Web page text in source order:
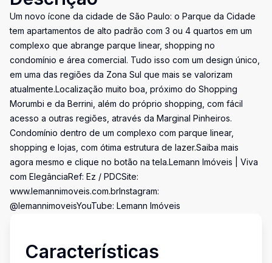
Um novo ícone da cidade de São Paulo: o Parque da Cidade
tem apartamentos de alto padrão com 3 ou 4 quartos em um
complexo que abrange parque linear, shopping no
condomínio e área comercial. Tudo isso com um design único,
em uma das regiões da Zona Sul que mais se valorizam
atualmente.Localização muito boa, próximo do Shopping
Morumbi e da Berrini, além do próprio shopping, com fácil
acesso a outras regiões, através da Marginal Pinheiros.
Condomínio dentro de um complexo com parque linear,
shopping e lojas, com ótima estrutura de lazer.Saiba mais
agora mesmo e clique no botão na tela.Lemann Imóveis | Viva
com ElegânciaRef: Ez / PDCSite:
www.lemannimoveis.com.brInstagram:
@lemannimoveisYouTube: Lemann Imóveis
Características